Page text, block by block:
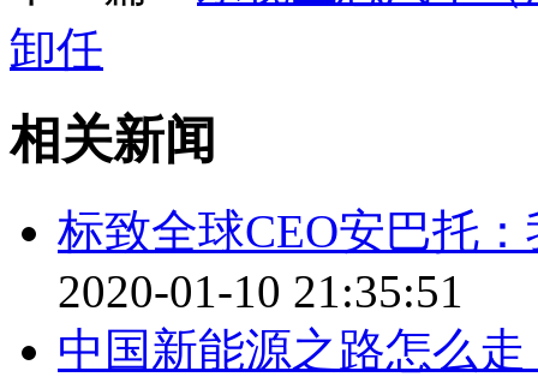
卸任
相关新闻
标致全球CEO安巴托
2020-01-10 21:35:51
中国新能源之路怎么